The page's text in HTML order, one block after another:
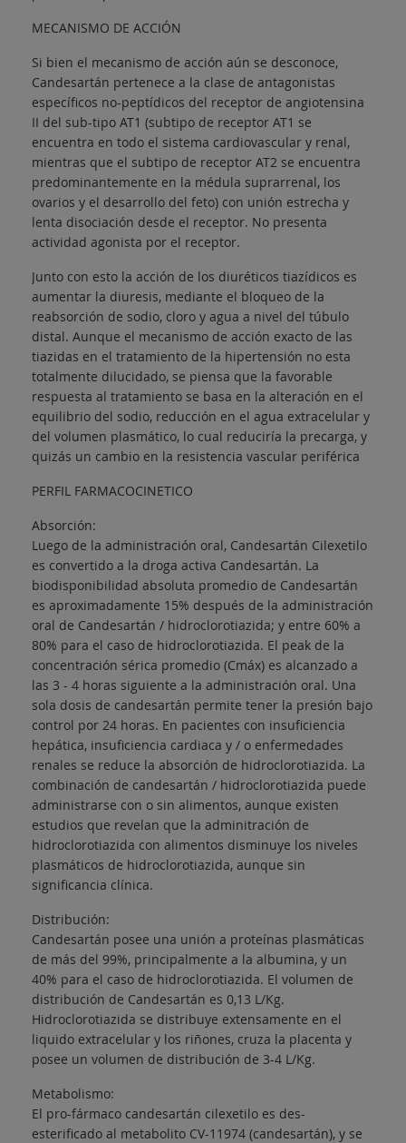
MECANISMO DE ACCIÓN
Si bien el mecanismo de acción aún se desconoce,
Candesartán pertenece a la clase de antagonistas
específicos no-peptídicos del receptor de angiotensina
II del sub-tipo AT1 (subtipo de receptor AT1 se
encuentra en todo el sistema cardiovascular y renal,
mientras que el subtipo de receptor AT2 se encuentra
predominantemente en la médula suprarrenal, los
ovarios y el desarrollo del feto) con unión estrecha y
lenta disociación desde el receptor. No presenta
actividad agonista por el receptor.
Junto con esto la acción de los diuréticos tiazídicos es
aumentar la diuresis, mediante el bloqueo de la
reabsorción de sodio, cloro y agua a nivel del túbulo
distal. Aunque el mecanismo de acción exacto de las
tiazidas en el tratamiento de la hipertensión no esta
totalmente dilucidado, se piensa que la favorable
respuesta al tratamiento se basa en la alteración en el
equilibrio del sodio, reducción en el agua extracelular y
del volumen plasmático, lo cual reduciría la precarga, y
quizás un cambio en la resistencia vascular periférica
PERFIL FARMACOCINETICO
Absorción:
Luego de la administración oral, Candesartán Cilexetilo
es convertido a la droga activa Candesartán. La
biodisponibilidad absoluta promedio de Candesartán
es aproximadamente 15% después de la administración
oral de Candesartán / hidroclorotiazida; y entre 60% a
80% para el caso de hidroclorotiazida. El peak de la
concentración sérica promedio (Cmáx) es alcanzado a
las 3 - 4 horas siguiente a la administración oral. Una
sola dosis de candesartán permite tener la presión bajo
control por 24 horas. En pacientes con insuficiencia
hepática, insuficiencia cardiaca y / o enfermedades
renales se reduce la absorción de hidroclorotiazida. La
combinación de candesartán / hidroclorotiazida puede
administrarse con o sin alimentos, aunque existen
estudios que revelan que la adminitración de
hidroclorotiazida con alimentos disminuye los niveles
plasmáticos de hidroclorotiazida, aunque sin
significancia clínica.
Distribución:
Candesartán posee una unión a proteínas plasmáticas
de más del 99%, principalmente a la albumina, y un
40% para el caso de hidroclorotiazida. El volumen de
distribución de Candesartán es 0,13 L/Kg.
Hidroclorotiazida se distribuye extensamente en el
liquido extracelular y los riñones, cruza la placenta y
posee un volumen de distribución de 3-4 L/Kg.
Metabolismo:
El pro-fármaco candesartán cilexetilo es des-
esterificado al metabolito CV-11974 (candesartán), y se